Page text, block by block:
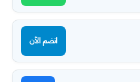
انضم الآن